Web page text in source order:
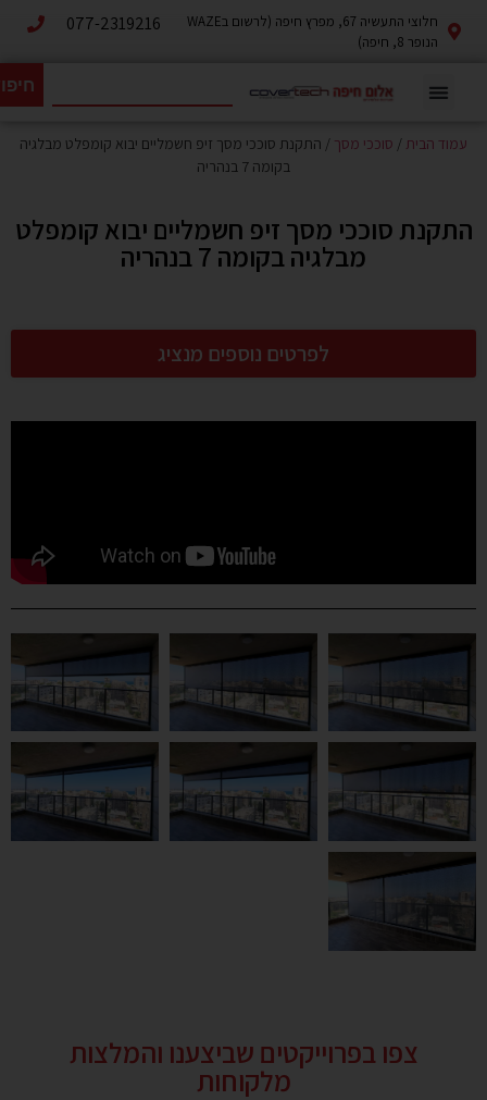
חלוצי התעשיה 67, מפרץ חיפה (לרשום בWAZE
הנופר 8, חיפה)
077-2319216
עמוד הבית / סוככי מסך / התקנת סוככי מסך זיפ חשמליים יבוא קומפלט מבלגיה
בקומה 7 בנהריה
התקנת סוככי מסך זיפ חשמליים יבוא קומפלט
מבלגיה בקומה 7 בנהריה
לפרטים נוספים מנציג
צפו בפרוייקטים שביצענו והמלצות
מלקוחות